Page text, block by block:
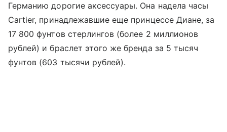
Германию дорогие аксессуары. Она надела часы
Cartier, принадлежавшие еще принцессе Диане, за
17 800 фунтов стерлингов (более 2 миллионов
рублей) и браслет этого же бренда за 5 тысяч
фунтов (603 тысячи рублей).